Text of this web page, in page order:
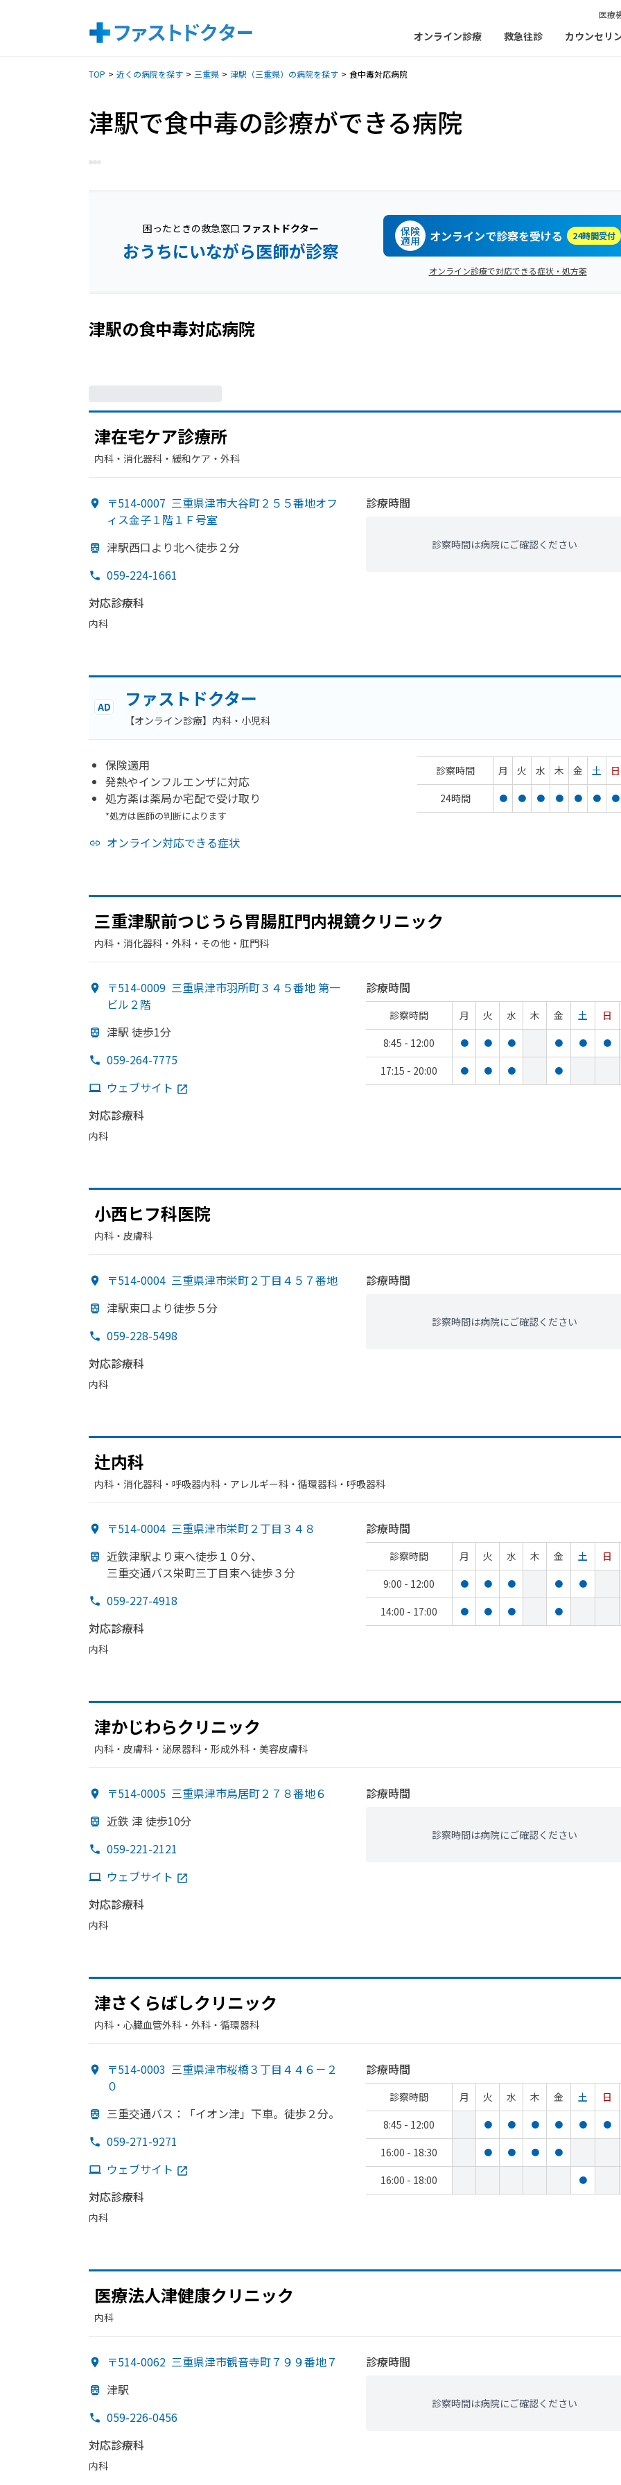
医療
オンライン診療 救急往診 カウンセリ
TOP 近くの病院を探す 三重県 津駅（三重県）の病院を探す 食中毒対応病院
津駅で食中毒の診療ができる病院
困ったときの救急窓口 ファストドクター
おうちにいながら医師が診察
保険
適用 オンラインで診察を受ける 24時間受付
オンライン診療で対応できる症状・処方薬
津駅の食中毒対応病院
津在宅ケア診療所
内科・​消化器科・​緩和ケア・​外科
〒514-0007 三重県津市大谷町２５５番地オフ
ィス金子１階１Ｆ号室
津駅西口より北へ徒歩２分
059-224-1661
対応診療科
内科
診療時間
診察時間は病院にご確認ください
AD ファストドクター
【オンライン診療】内科・小児科
保険適用
発熱やインフルエンザに対応
処方薬は薬局か宅配で受け取り
*処方は医師の判断によります
オンライン対応できる症状
診察時間 月 火 水 木 金 土
日
24時間
● ● ● ● ● ● ●
三重津駅前つじうら胃腸肛門内視鏡クリニック
内科・​消化器科・​外科・​その他・​肛門科
〒514-0009 三重県津市羽所町３４５番地 第一
ビル２階
津駅 徒歩1分
059-264-7775
ウェブサイト
対応診療科
内科
診療時間
診察時間 月 火 水 木 金 土
日
8:45 - 12:00
● ● ● ● ● ●
17:15 - 20:00 ● ● ● ●
小西ヒフ科医院
内科・​皮膚科
〒514-0004 三重県津市栄町２丁目４５７番地
津駅東口より徒歩５分
059-228-5498
対応診療科
内科
診療時間
診察時間は病院にご確認ください
辻内科
内科・​消化器科・​呼吸器内科・​アレルギー科・​循環器科・​呼吸器科
〒514-0004 三重県津市栄町２丁目３４８
近鉄津駅より東へ徒歩１０分、
三重交通バス栄町三丁目東へ徒歩３分
059-227-4918
対応診療科
内科
診療時間
診察時間 月 火 水 木 金 土
日
9:00 - 12:00
● ● ● ● ●
14:00 - 17:00 ● ● ● ●
津かじわらクリニック
内科・​皮膚科・​泌尿器科・​形成外科・​美容皮膚科
〒514-0005 三重県津市鳥居町２７８番地６
近鉄 津 徒歩10分
059-221-2121
ウェブサイト
対応診療科
内科
診療時間
診察時間は病院にご確認ください
津さくらばしクリニック
内科・​心臓血管外科・​外科・​循環器科
〒514-0003 三重県津市桜橋３丁目４４６－２
０
三重交通バス：
「イオン津」下車。 徒歩２分。
059-271-9271
ウェブサイト
対応診療科
内科
診療時間
診察時間 月 火 水 木 金 土
日
8:45 - 12:00
● ● ● ● ● ●
16:00 - 18:30 ● ● ● ●
16:00 - 18:00 ●
医療法人津健康クリニック
内科
〒514-0062 三重県津市観音寺町７９９番地７
津駅
059-226-0456
対応診療科
内科
診療時間
診察時間は病院にご確認ください